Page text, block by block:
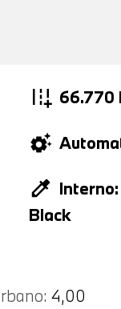
add_road 66.770
settings_suggest
colorize Interno:
Black
4,00